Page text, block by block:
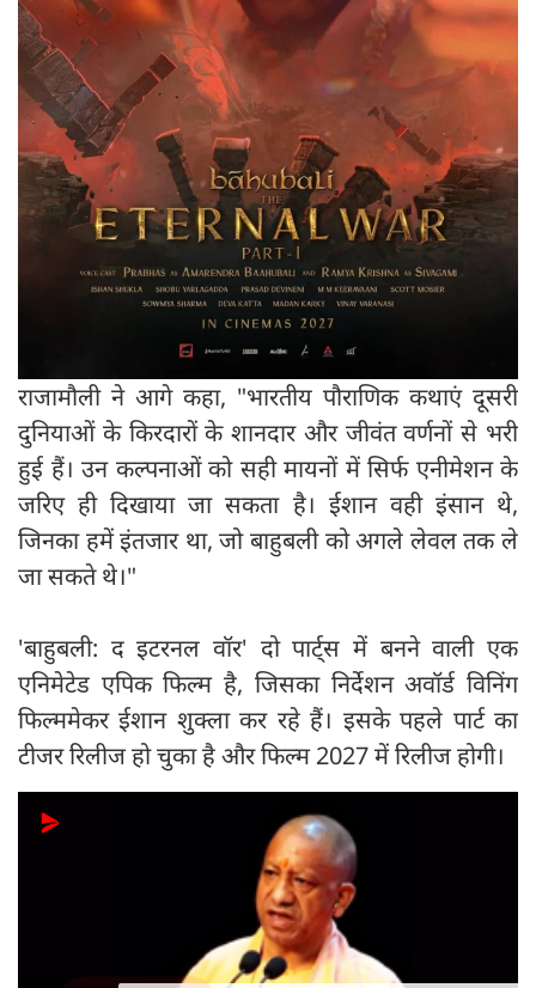
राजामौली ने आगे कहा, "भारतीय पौराणिक कथाएं दूसरी
दुनियाओं के किरदारों के शानदार और जीवंत वर्णनों से भरी
हुई हैं। उन कल्पनाओं को सही मायनों में सिर्फ एनीमेशन के
जरिए ही दिखाया जा सकता है। ईशान वही इंसान थे,
जिनका हमें इंतजार था, जो बाहुबली को अगले लेवल तक ले
जा सकते थे।"
'बाहुबली: द इटरनल वॉर' दो पार्ट्स में बनने वाली एक
एनिमेटेड एपिक फिल्म है, जिसका निर्देशन अवॉर्ड विनिंग
फिल्ममेकर ईशान शुक्ला कर रहे हैं। इसके पहले पार्ट का
टीजर रिलीज हो चुका है और फिल्म 2027 में रिलीज होगी।